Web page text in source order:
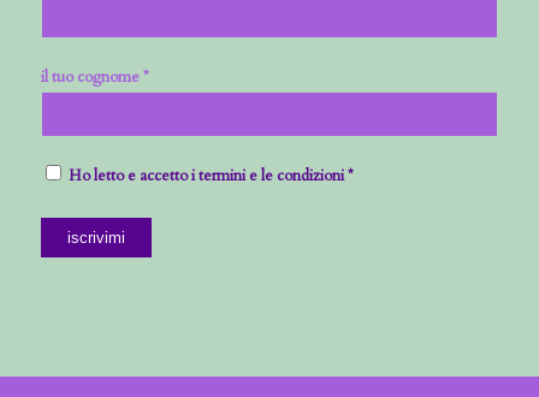
il tuo cognome *
Ho letto e accetto i termini e le condizioni *